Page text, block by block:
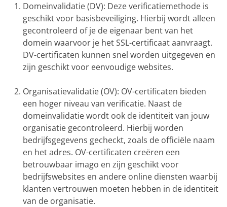
Domeinvalidatie (DV): Deze verificatiemethode is
geschikt voor basisbeveiliging. Hierbij wordt alleen
gecontroleerd of je de eigenaar bent van het
domein waarvoor je het SSL-certificaat aanvraagt.
DV-certificaten kunnen snel worden uitgegeven en
zijn geschikt voor eenvoudige websites.
Organisatievalidatie (OV): OV-certificaten bieden
een hoger niveau van verificatie. Naast de
domeinvalidatie wordt ook de identiteit van jouw
organisatie gecontroleerd. Hierbij worden
bedrijfsgegevens gecheckt, zoals de officiële naam
en het adres. OV-certificaten creëren een
betrouwbaar imago en zijn geschikt voor
bedrijfswebsites en andere online diensten waarbij
klanten vertrouwen moeten hebben in de identiteit
van de organisatie.